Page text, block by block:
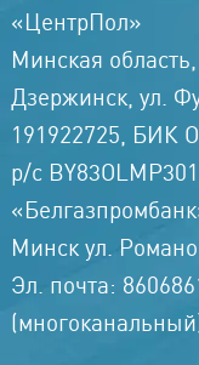
«ЦентрПол»
Минская
Дзержинск, ул.
191922725, БИК
р/с
Минск ул.
Эл. почта: